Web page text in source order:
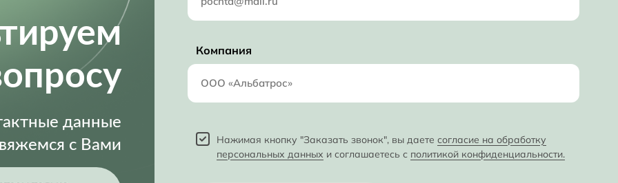
данные
с Вами
Компания
Нажимая кнопку "Заказать звонок", вы даете согласие на обработку
персональных данных и соглашаетесь с политикой конфиденциальности.